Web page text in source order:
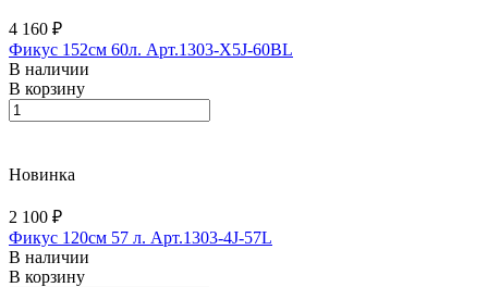
4 160 ₽
Фикус 152см 60л. Арт.1303-X5J-60BL
В наличии
В корзину
Новинка
2 100 ₽
Фикус 120см 57 л. Арт.1303-4J-57L
В наличии
В корзину